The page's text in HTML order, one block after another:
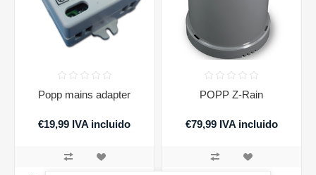
Popp mains adapter
€19,99 IVA incluido
POPP Z-Rain
€79,99 IVA incluido